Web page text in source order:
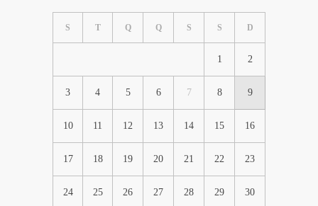
S T Q Q S S D
1 2
3 4 5 6 7 8 9
10 11 12 13 14 15 16
17 18 19 20 21 22 23
24 25 26 27 28 29 30